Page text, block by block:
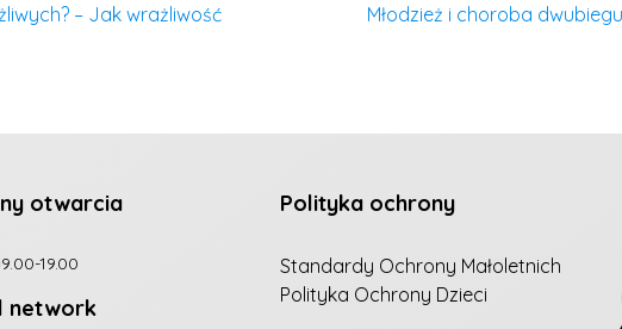
– Jak wrażliwość
Młodzież i choroba
otwarcia
19.00
network
Polityka ochrony
Standardy Ochrony Małoletnich
Polityka Ochrony Dzieci